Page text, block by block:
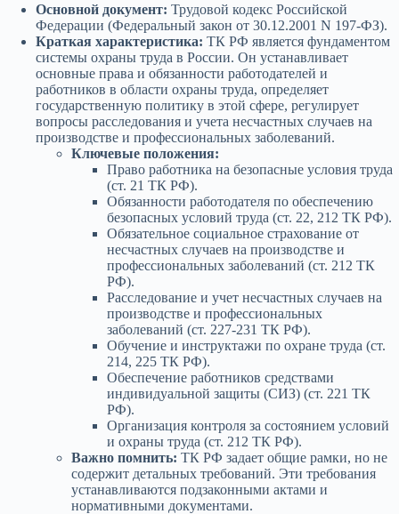
Основной документ: Трудовой кодекс Российской
Федерации (Федеральный закон от 30.12.2001 N 197-ФЗ).
Краткая характеристика: ТК РФ является фундаментом
системы охраны труда в России. Он устанавливает
основные права и обязанности работодателей и
работников в области охраны труда, определяет
государственную политику в этой сфере, регулирует
вопросы расследования и учета несчастных случаев на
производстве и профессиональных заболеваний.
Ключевые положения:
Право работника на безопасные условия труда
(ст. 21 ТК РФ).
Обязанности работодателя по обеспечению
безопасных условий труда (ст. 22, 212 ТК РФ).
Обязательное социальное страхование от
несчастных случаев на производстве и
профессиональных заболеваний (ст. 212 ТК
РФ).
Расследование и учет несчастных случаев на
производстве и профессиональных
заболеваний (ст. 227-231 ТК РФ).
Обучение и инструктажи по охране труда (ст.
214, 225 ТК РФ).
Обеспечение работников средствами
индивидуальной защиты (СИЗ) (ст. 221 ТК
РФ).
Организация контроля за состоянием условий
и охраны труда (ст. 212 ТК РФ).
Важно помнить: ТК РФ задает общие рамки, но не
содержит детальных требований. Эти требования
устанавливаются подзаконными актами и
нормативными документами.